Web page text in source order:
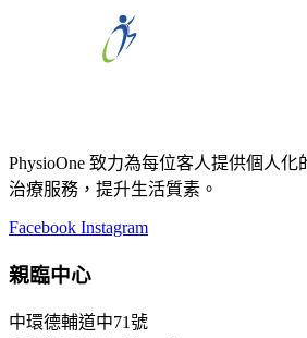
PhysioOne 致力為每位客人提供個人
治療服務，提升生活質素。
Facebook Instagram
親臨中心
中環德輔道中71號